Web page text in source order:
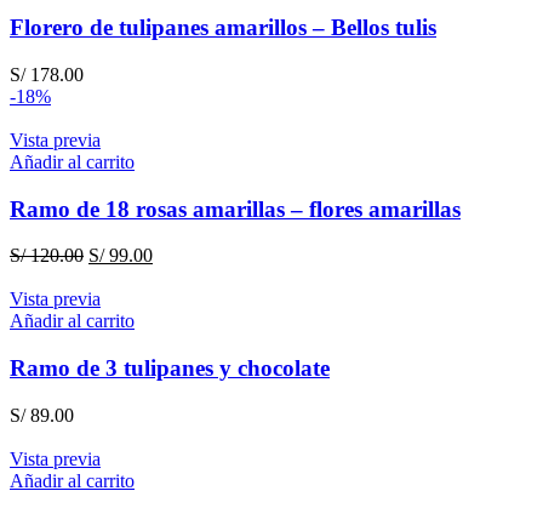
Florero de tulipanes amarillos – Bellos tulis
S/178.00
-18%
Vista previa
Añadir al carrito
Ramo de 18 rosas amarillas – flores amarillas
S/120.00 El
original
era:
S/99.00El
Vista previa
Añadir al carrito
Ramo de 3 tulipanes y chocolate
S/89.00
Vista previa
Añadir al carrito